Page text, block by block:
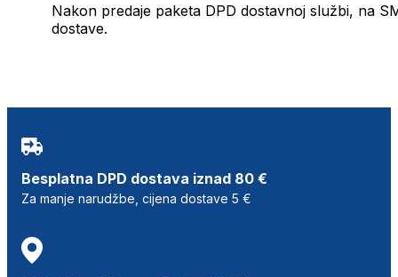
Nakon predaje paketa DPD dostavnoj službi, na
dostave.
Besplatna DPD dostava iznad 80 €
Za manje narudžbe, cijena dostave 5 €